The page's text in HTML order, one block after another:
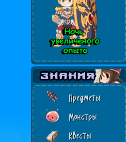
Предметы
Монстры
Квесты